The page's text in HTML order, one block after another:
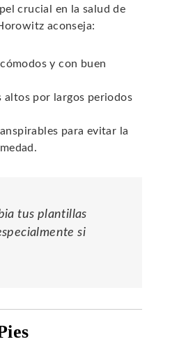
crucial en la salud de
aconseja:
y con buen
altos por largos periodos
para evitar la
tus plantillas
si